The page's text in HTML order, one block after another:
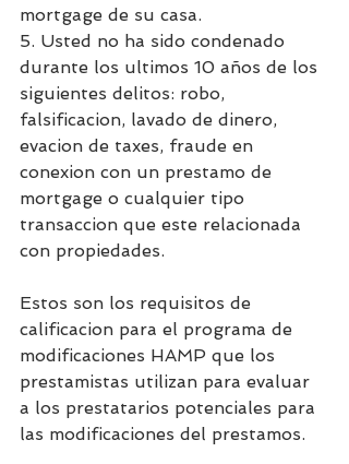
mortgage de su casa.
5. Usted no ha sido condenado
durante los ultimos 10 años de los
siguientes delitos: robo,
falsificacion, lavado de dinero,
evacion de taxes, fraude en
conexion con un prestamo de
mortgage o cualquier tipo
transaccion que este relacionada
con propiedades.
Estos son los requisitos de
calificacion para el programa de
modificaciones HAMP que los
prestamistas utilizan para evaluar
a los prestatarios potenciales para
las modificaciones del prestamos.